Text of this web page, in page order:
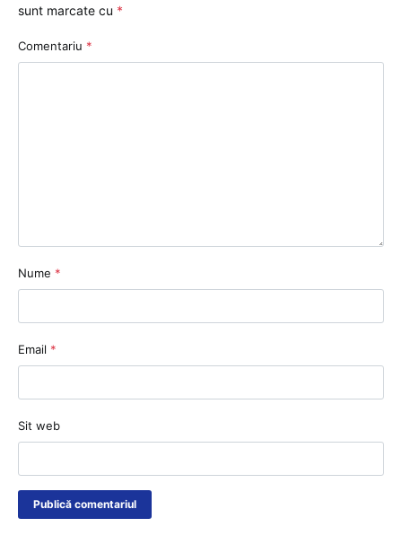
sunt marcate cu *
Comentariu *
Nume *
Email *
Sit web